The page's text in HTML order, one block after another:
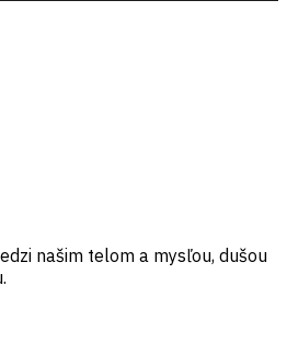
našim telom a mysľou, dušou